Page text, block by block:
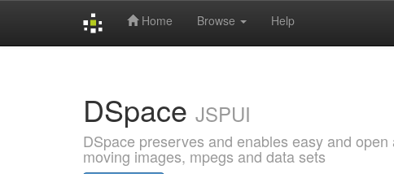
Home Browse Help
DSpace JSPUI
DSpace preserves and enables easy and
moving images, mpegs and data sets